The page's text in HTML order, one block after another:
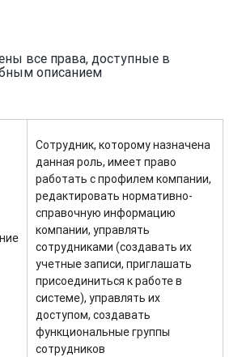
все права, доступные в
описанием
Сотрудник, которому назначена
данная роль, имеет право
работать с профилем компании,
редактировать нормативно-
справочную информацию
компании, управлять
сотрудниками (создавать их
учетные записи, приглашать
присоединиться к работе в
системе), управлять их
доступом, создавать
функциональные группы
сотрудников